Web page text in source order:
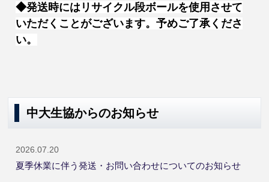
◆発送時にはリサイクル段ボールを使用させて
いただくことがございます。予めご了承くださ
い。
中大生協からのお知らせ
2026.07.20
夏季休業に伴う発送・お問い合わせについてのお知らせ